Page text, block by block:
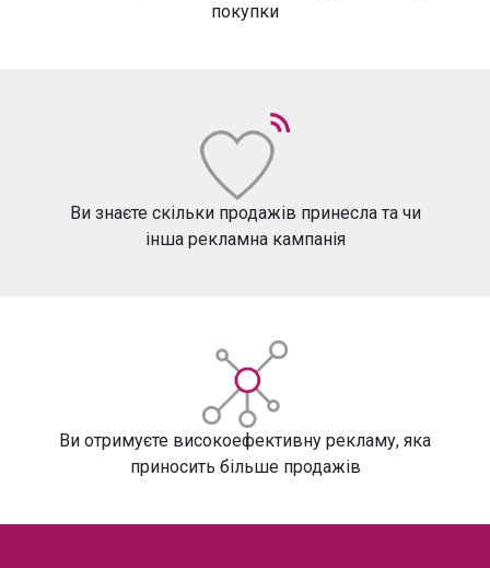
покупки
Ви знаєте скільки продажів принесла та чи
інша рекламна кампанія
Ви отримуєте високоефективну рекламу, яка
приносить більше продажів